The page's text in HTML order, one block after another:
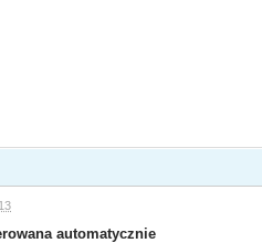
automatycznie